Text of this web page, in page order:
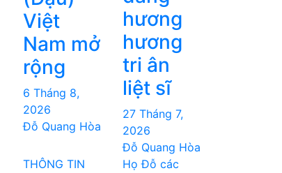
Việt
Nam mở
rộng
6 Tháng 8,
2026
Đỗ Quang Hòa
hương
hương
tri ân
liệt sĩ
27 Tháng 7,
2026
Đỗ Quang Hòa
THÔNG TIN
Họ Đỗ các